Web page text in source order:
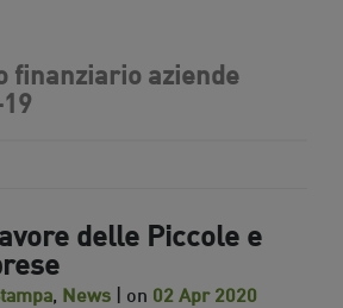
finanziario aziende
delle Piccole e
, News | on 02 Apr 2020